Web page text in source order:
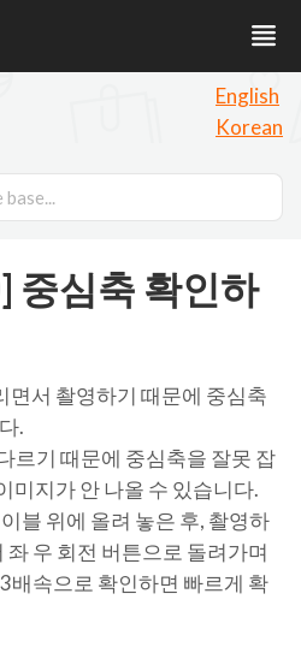
English
Korean
중심축 확인하
서 촬영하기 때문에 중심축
.
르기 때문에 중심축을 잘못 잡
미지가 안 나올 수 있습니다.
블 위에 올려 놓은 후, 촬영하
우 회전 버튼으로 돌려가며
배속으로 확인하면 빠르게 확